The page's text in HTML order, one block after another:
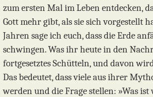
zum ersten Mal im Leben entdecken,
Gott mehr gibt, als sie sich vorgestellt
Jahren sage ich euch, dass die Erde
schwingen. Was ihr heute in den
fortgesetztes Schütteln, und davon
Das bedeutet, dass viele aus ihrer
werden und die Frage stellen: »Was